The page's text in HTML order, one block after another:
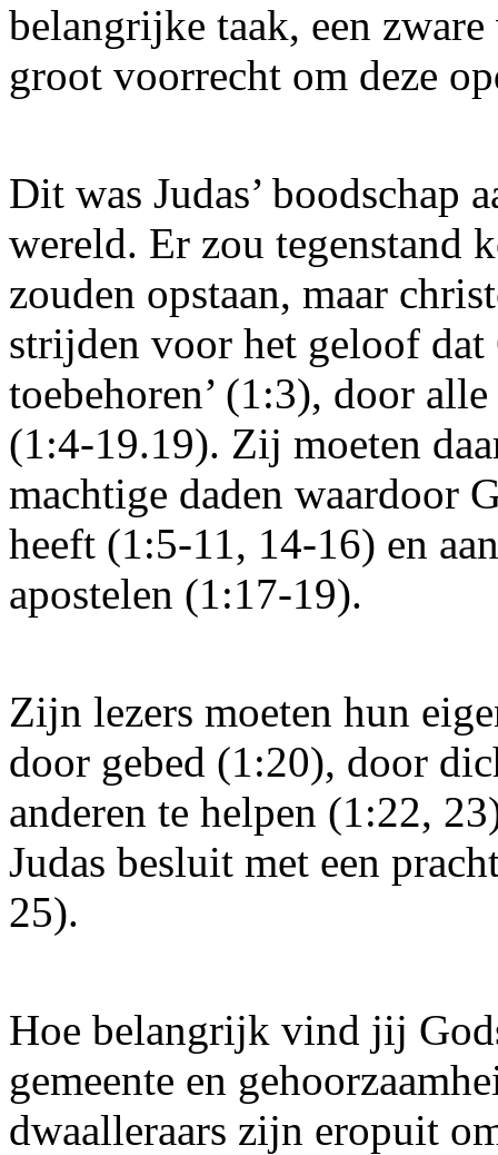
belangrijke taak, een
groot voorrecht om deze
Dit was Judas’ boodschap
wereld. Er zou tegenstand
zouden opstaan, maar
strijden voor het geloof dat
toebehoren’ (1:3), door
(1:4-19.19). Zij moeten
machtige daden waardoor
heeft (1:5-11, 14-16) en
apostelen (1:17-19).
Zijn lezers moeten hun
door gebed (1:20), door
anderen te helpen (1:22,
Judas besluit met een
25).
Hoe belangrijk vind jij
gemeente en
dwaalleraars zijn eropuit